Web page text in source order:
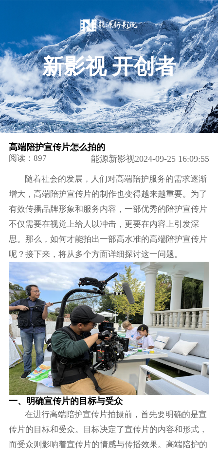
新影视 开创者
高端陪护宣传片怎么拍的
阅读：897 能源新影视2024-09-25 16:09:55
随着社会的发展，人们对高端陪护服务的需求逐渐
增大，高端陪护宣传片的制作也变得越来越重要。为了
有效传播品牌形象和服务内容，一部优秀的陪护宣传片
不仅需要在视觉上给人以冲击，更要在内容上引发深
思。那么，如何才能拍出一部高水准的高端陪护宣传片
呢？接下来，将从多个方面详细探讨这一问题。
一、明确宣传片的目标与受众
在进行高端陪护宣传片拍摄前，首先要明确的是宣
传片的目标和受众。目标决定了宣传片的内容和形式，
而受众则影响着宣传片的情感与传播效果。高端陪护的